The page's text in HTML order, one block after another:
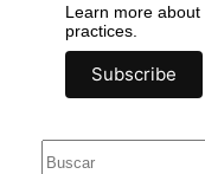
Learn more about
practices.